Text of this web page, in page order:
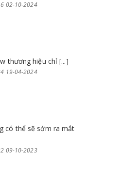
02-10-2024
thương hiệu chỉ [...]
19-04-2024
có thể sẽ sớm ra mắt
09-10-2023